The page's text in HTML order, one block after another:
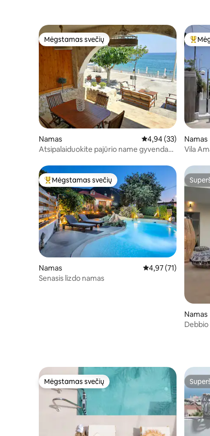
Mėgstamas svečių
Mėgstamas svečių
Namas Vidutinis
4,94 (33)
Atsipalaiduokite pajūrio name gyvendami
Namas
Vila
Svečių mėgstamiausias
Mėgstamas svečių
Namas Vidutinis
4,97 (71)
Senasis lizdo namas
Namas
Mėgstamas svečių
Mėgstamas svečių